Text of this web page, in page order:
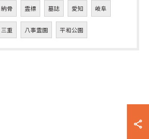
納骨 霊標 墓誌 愛知 岐阜
三重 八事霊園 平和公園